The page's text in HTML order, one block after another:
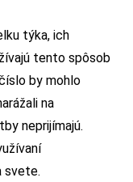
týka, ich
tento spôsob
by mohlo
na
neprijímajú.
svete.